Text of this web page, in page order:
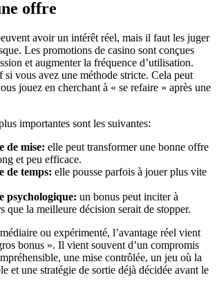
offre
avoir un intérêt réel, mais il faut les juger
Les promotions de casino sont conçues
et augmenter la fréquence d’utilisation.
si vous avez une méthode stricte. Cela peut
jouez en cherchant à « se refaire » après une
importantes sont les suivantes:
de mise: elle peut transformer une bonne offre
et peu efficace.
de temps: elle pousse parfois à jouer plus vite
psychologique: un bonus peut inciter à
que la meilleure décision serait de stopper.
ou expérimenté, l’avantage réel vient
bonus ». Il vient souvent d’un compromis
une mise contrôlée, un jeu où la
et une stratégie de sortie déjà décidée avant le